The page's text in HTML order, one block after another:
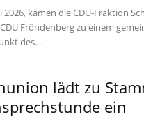
2026, kamen die CDU-Fraktion
Fröndenberg zu einem
des...
lädt zu
ein